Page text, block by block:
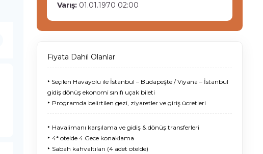
Varış:01.01.1970 02:00
Fiyata Dahil Olanlar
‣Seçilen Havayolu ile İstanbul – Budapeşte / Viyana – İstanbul
gidiş dönüş ekonomi sınıfı uçak bileti
‣ Programda belirtilen gezi, ziyaretler ve giriş ücretleri
‣ Havalimanı karşılama ve gidiş & dönüş transferleri
‣ 4* otelde 4 Gece konaklama
‣ Sabah kahvaltıları (4 adet otelde)